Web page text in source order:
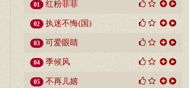
01 红粉菲菲
02 执迷不悔(国)
03 可爱眼睛
04 季候风
05 不再儿嬉